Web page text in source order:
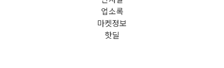
업소록
마켓정보
핫딜